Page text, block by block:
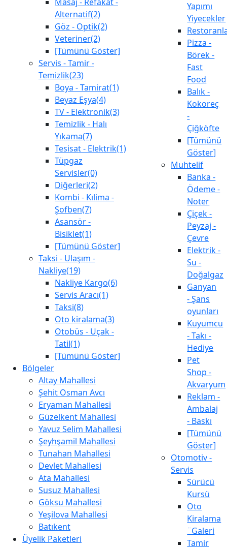
Alternatif(2)
Göz - Optik(2)
Veteriner(2)
[Tümünü Göster]
Servis - Tamir -
Temizlik(23)
Boya - Tamirat(1)
Beyaz Eşya(4)
TV - Elektronik(3)
Temizlik - Halı
Yıkama(7)
Tesisat - Elektrik(1)
Tüpgaz
Servisler(0)
Diğerleri(2)
Kombi - Kılima -
Şofben(7)
Asansör -
Bisiklet(1)
[Tümünü Göster]
Taksi - Ulaşım -
Nakliye(19)
Nakliye Kargo(6)
Servis Aracı(1)
Taksi(8)
Oto kiralama(3)
Otobüs - Uçak -
Tatil(1)
[Tümünü Göster]
Bölgeler
Altay Mahallesi
Şehit Osman Avcı
Eryaman Mahallesi
Güzelkent Mahallesi
Yavuz Selim Mahallesi
Şeyhşamil Mahallesi
Tunahan Mahallesi
Devlet Mahallesi
Ata Mahallesi
Susuz Mahallesi
Göksu Mahallesi
Yeşilova Mahallesi
Batıkent
Üyelik Paketleri
Yapımı
Yiyecekler
Pizza -
Börek -
Fast
Food
Balık -
Kokoreç
-
Çiğköfte
[Tümünü
Göster]
Muhtelif
Banka -
Ödeme -
Noter
Çiçek -
Peyzaj -
Çevre
Elektrik -
Su -
Doğalgaz
Ganyan
- Şans
oyunları
Kuyumcu
- Takı -
Hediye
Pet
Shop -
Akvaryum
Reklam -
Ambalaj
- Baskı
[Tümünü
Göster]
Otomotiv -
Servis
Sürücü
Kursü
Oto
Kiralama
¨Galeri
Tamir